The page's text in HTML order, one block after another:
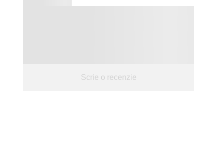
Scrie o recenzie